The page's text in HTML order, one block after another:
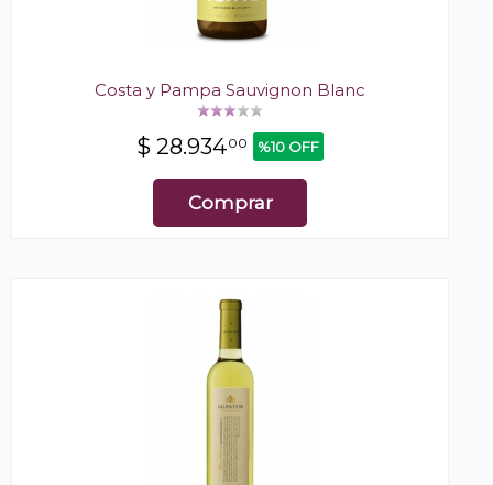
Costa y Pampa Sauvignon Blanc
$ 28.93400 %10 OFF
Comprar